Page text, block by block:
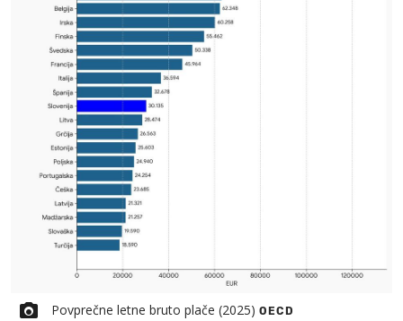
Povprečne letne bruto plače (2025) OECD